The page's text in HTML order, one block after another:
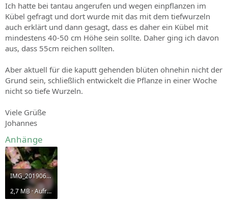
Ich hatte bei tantau angerufen und wegen einpflanzen im
Kübel gefragt und dort wurde mit das mit dem tiefwurzeln
auch erklärt und dann gesagt, dass es daher ein Kübel mit
mindestens 40-50 cm Höhe sein sollte. Daher ging ich davon
aus, dass 55cm reichen sollten.
Aber aktuell für die kaputt gehenden blüten ohnehin nicht der
Grund sein, schließlich entwickelt die Pflanze in einer Woche
nicht so tiefe Wurzeln.
Viele Grüße
Johannes
Anhänge
IMG_20190607_221152.jpg
2,7 MB · Aufrufe: 1.034